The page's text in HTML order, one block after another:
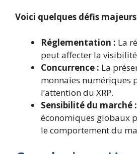
Voici quelques défis
Réglementation : La
peut affecter la visibilité
Concurrence : La
monnaies numériques
l’attention du XRP.
Sensibilité du marché :
économiques globaux
le comportement du